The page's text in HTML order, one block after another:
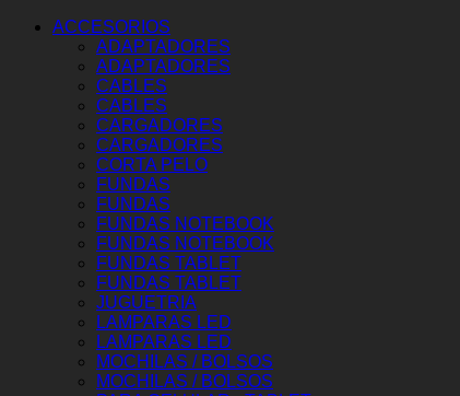
ACCESORIOS
ADAPTADORES
ADAPTADORES
CABLES
CABLES
CARGADORES
CARGADORES
CORTA PELO
FUNDAS
FUNDAS
FUNDAS NOTEBOOK
FUNDAS NOTEBOOK
FUNDAS TABLET
FUNDAS TABLET
JUGUETRIA
LAMPARAS LED
LAMPARAS LED
MOCHILAS / BOLSOS
MOCHILAS / BOLSOS